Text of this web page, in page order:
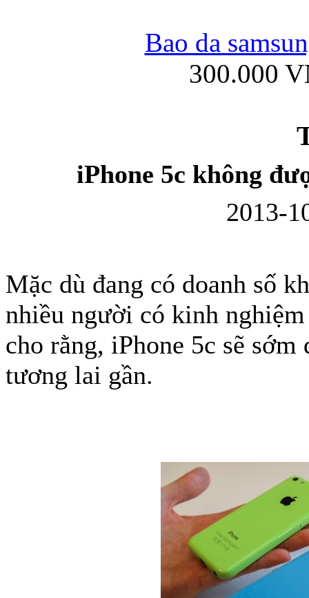
Bao da Samsung
Ốp lưng Samsung
Ốp lưng Sony
Bao da
300.000
iPhone 5c không
2013-
Mặc dù đang có doanh số
nhiều người có kinh
cho rằng, iPhone 5c sẽ
tương lai gần.